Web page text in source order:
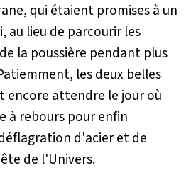
qui étaient promises à un
au lieu de parcourir les
la poussière pendant plus
les deux belles
encore attendre le jour où
à rebours pour enfin
d'acier et de
de l'Univers.